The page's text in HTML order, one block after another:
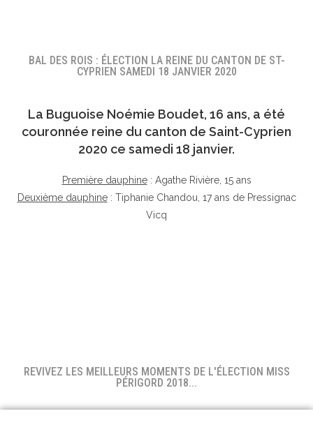
BAL DES ROIS : ÉLECTION LA REINE DU CANTON DE ST-
CYPRIEN SAMEDI 18 JANVIER 2020
La Buguoise Noémie Boudet, 16 ans, a été
couronnée reine du canton de Saint-Cyprien
2020 ce samedi 18 janvier.
Première dauphine: Agathe Rivière, 15 ans
Deuxième dauphine: Tiphanie Chandou, 17 ans de Pressignac
Vicq
REVIVEZ LES MEILLEURS MOMENTS DE L'ÉLECTION MISS
PÉRIGORD 2018...